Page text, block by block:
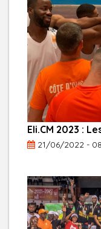
Eli.CM 2023 :
21/06/2022 -